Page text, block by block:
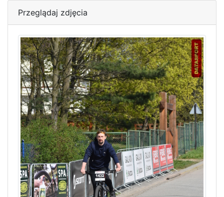
Przeglądaj zdjęcia